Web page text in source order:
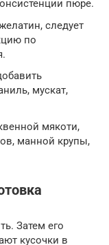
пюре.
следует
по
мускат,
мякоти,
манной крупы,
Затем его
кусочки в